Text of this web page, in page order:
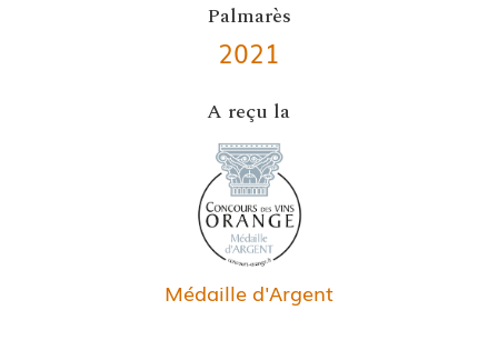
Palmarès
2021
A reçu la
Médaille d'Argent